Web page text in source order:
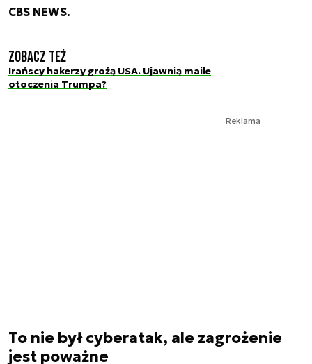
CBS NEWS.
Zobacz też
Irańscy hakerzy grożą USA. Ujawnią maile
otoczenia Trumpa?
Reklama
To nie był cyberatak, ale zagrożenie
jest poważne